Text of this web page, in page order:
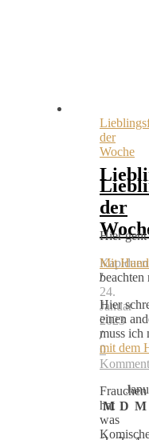
der
Woche
der
/
24.
Januar
2023
/
0
Frauchen
hat
was
Hier
Mit
beachten
Hier
einen
muss ich
mit dem
M D M